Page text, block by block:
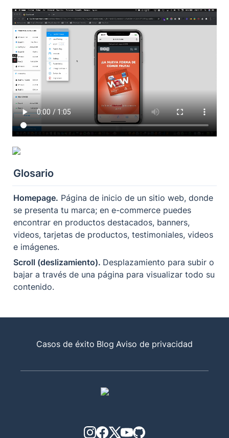
Glosario
Homepage. Página de inicio de un sitio web, donde
se presenta tu marca; en e-commerce puedes
encontrar en productos destacados, banners,
videos, tarjetas de productos, testimoniales, videos
e imágenes.
Scroll (deslizamiento). Desplazamiento para subir o
bajar a través de una página para visualizar todo su
contenido.
Casos de éxito Blog Aviso de privacidad